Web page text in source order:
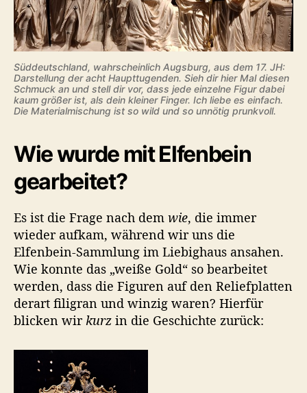
Süddeutschland, wahrscheinlich Augsburg, aus dem 17. JH:
Darstellung der acht Haupttugenden. Sieh dir hier Mal diesen
Schmuck an und stell dir vor, dass jede einzelne Figur dabei
kaum größer ist, als dein kleiner Finger. Ich liebe es einfach.
Die Materialmischung ist so wild und so unnötig prunkvoll.
Wie wurde mit Elfenbein
gearbeitet?
Es ist die Frage nach dem wie, die immer
wieder aufkam, während wir uns die
Elfenbein-Sammlung im Liebighaus ansahen.
Wie konnte das „weiße Gold“ so bearbeitet
werden, dass die Figuren auf den Reliefplatten
derart filigran und winzig waren? Hierfür
blicken wirkurz in die Geschichte zurück: